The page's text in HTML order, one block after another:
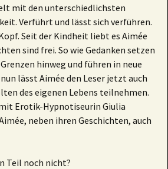
mit den unterschiedlichsten
Verführt und lässt sich verführen.
Seit der Kindheit liebt es Aimée
sind frei. So wie Gedanken setzen
hinweg und führen in neue
lässt Aimée den Leser jetzt auch
des eigenen Lebens teilnehmen.
Erotik-Hypnotiseurin Giulia
neben ihren Geschichten, auch
Teil noch nicht?